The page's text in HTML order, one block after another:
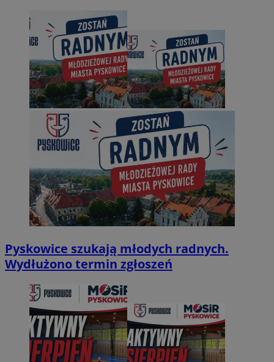
Pyskowice szukają młodych radnych.
Wydłużono termin zgłoszeń